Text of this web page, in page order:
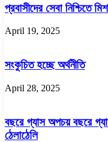
প্রবাসীদের সেবা নিশ্চিতে
April 19, 2025
সংকুচিত হচ্ছে অর্থনীতি
April 28, 2025
বছরে গ্যাস অপচয় বছরে
ঠেলাঠেলি